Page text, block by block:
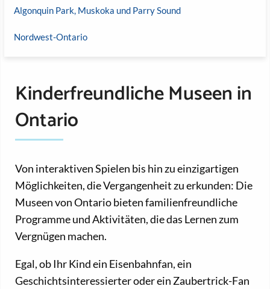
Algonquin Park, Muskoka und Parry Sound
Nordwest-Ontario
Kinderfreundliche Museen in
Ontario
Von interaktiven Spielen bis hin zu einzigartigen
Möglichkeiten, die Vergangenheit zu erkunden: Die
Museen von Ontario bieten familienfreundliche
Programme und Aktivitäten, die das Lernen zum
Vergnügen machen.
Egal, ob Ihr Kind ein Eisenbahnfan, ein
Geschichtsinteressierter oder ein Zaubertrick-Fan